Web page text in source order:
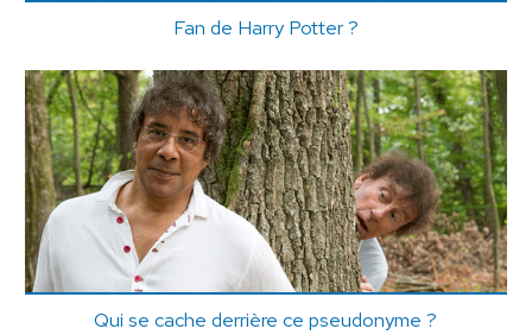
Fan de Harry Potter ?
Qui se cache derrière ce pseudonyme ?